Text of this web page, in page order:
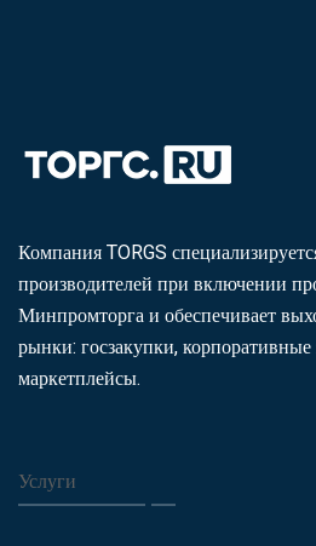
Компания TORGS
производителей при включении
Минпромторга и обеспечивает
рынки: госзакупки, корпоративные
маркетплейсы.
Услуги